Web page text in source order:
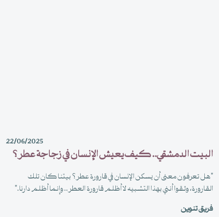
22/06/2025
البيت الدمشقي.. كيف يعيش الإنسان في زجاجة عطر؟
"هل تعرفون معنى أن يسكن الإنسان في قارورة عطر؟ بيتنا كان تلك
القارورة، وثقوا أنني بهذا التشبيه لا أظلم قارورة العطر.. وإنما أظلم دارنا."
فريق تنوين